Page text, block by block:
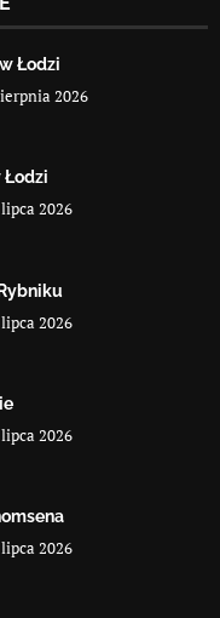
Łodzi
2026
Łodzi
2026
2026
2026
2026